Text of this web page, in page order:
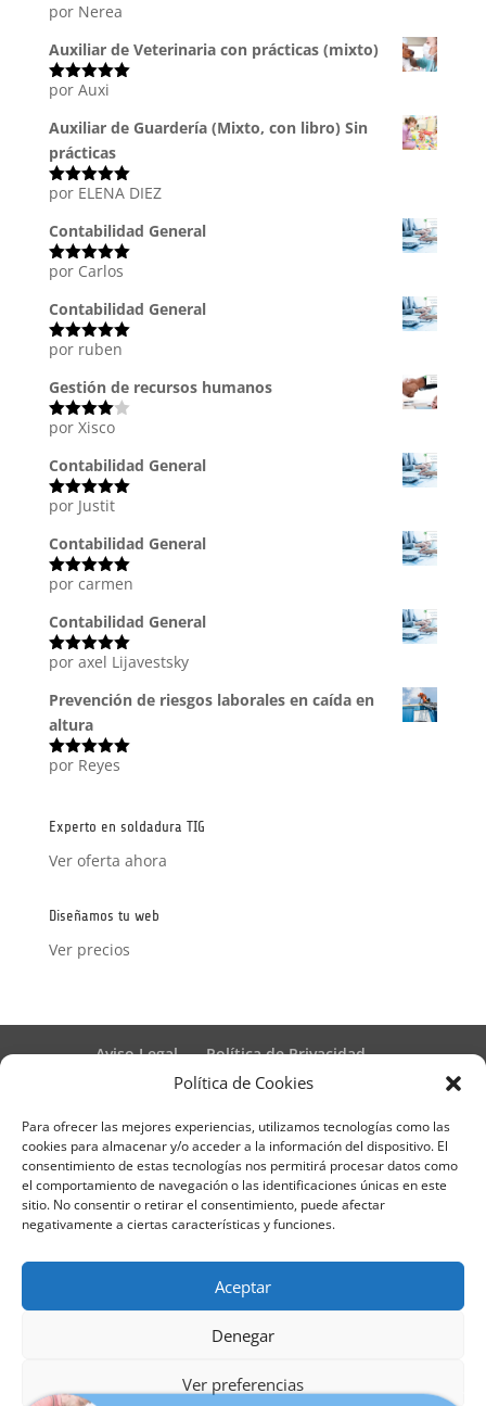
Política de Cookies
Para ofrecer las mejores experiencias, utilizamos tecnologías como las
cookies para almacenar y/o acceder a la información del dispositivo. El
consentimiento de estas tecnologías nos permitirá procesar datos como
el comportamiento de navegación o las identificaciones únicas en este
sitio. No consentir o retirar el consentimiento, puede afectar
negativamente a ciertas características y funciones.
Aceptar
Denegar
Ver preferencias
Valorado
por Nerea
Auxiliar de Veterinaria con prácticas (mixto)
Valorado
por Auxi
Auxiliar de Guardería (Mixto, con libro) Sin
prácticas
Valorado
por ELENA DIEZ
Contabilidad General
Valorado
por Carlos
Contabilidad General
Valorado
por ruben
Gestión de recursos humanos
Valorado
5
por Xisco
Contabilidad General
Valorado
por Justit
Contabilidad General
Valorado
por carmen
Contabilidad General
Valorado
por axel Lijavestsky
Prevención de riesgos laborales en caída en
altura
Valorado
por Reyes
Experto en soldadura TIG
Ver oferta ahora
Diseñamos tu web
Ver precios
Aviso Legal
Política de Privacidad
Términos y condiciones – Contrato de matrícula
Formulario de Datos necesarios para alta
Métodos de pago SEQURA
Métodos de pago
Formulario de Acción Formativa
Formulario de responsabilidad de APPCC
Plantilla formación bonificada
Formulario uso de imagen
Centros colaboradores
Learning Galicia, S.L. - CIF B70080106 - Diseño y
Cecilia de Jerez de la Frontera se